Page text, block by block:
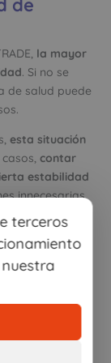
terceros
la mayor
. Si no se
de salud puede
esta situación
contar
estabilidad
innecesarias
a posibles